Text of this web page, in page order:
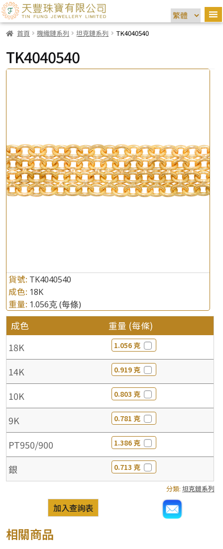
首頁 機織鏈系列 坦克鏈系列 TK4040540
TK4040540
貨號: TK4040540
成色: 18K
重量: 1.056克(每條)
成色 重量 (每條)
18K 1.056 克
14K 0.919 克
10K 0.803 克
9K 0.781 克
PT950/900 1.386 克
銀 0.713 克
分類: 坦克鏈系列
加入查詢表
相關商品